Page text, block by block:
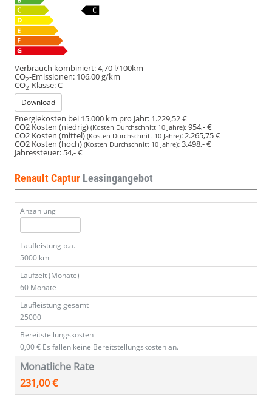
Verbrauch kombiniert:4,70 l/100km
CO2-Emissionen: 106,00 g/km
CO2-Klasse:C
Download
Energiekosten bei 15.000 km pro Jahr: 1.229,52 €
CO2 Kosten (niedrig) (Kosten Durchschnitt 10 Jahre):954,- €
CO2 Kosten (mittel)(Kosten Durchschnitt 10 Jahre):2.265,75 €
CO2 Kosten (hoch) (Kosten Durchschnitt 10 Jahre):3.498,- €
Jahressteuer: 54,- €
Renault Captur Leasingangebot
Anzahlung
Laufleistung p.a.
5000 km
Laufzeit (Monate)
60 Monate
Laufleistung gesamt
25000
Bereitstellungskosten
0,00 € Es fallen keine Bereitstellungskosten an.
Monatliche Rate
231,00 €